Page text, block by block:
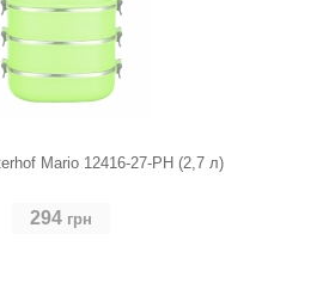
Mario 12416-27-PH (2,7 л)
294 грн